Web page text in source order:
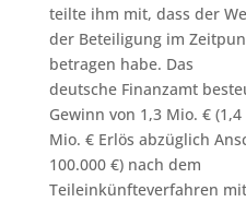
teilte ihm mit, dass der
der Beteiligung im
betragen habe. Das
deutsche Finanzamt
Gewinn von 1,3 Mio. € (1,4
Mio. € Erlös abzüglich
100.000 €) nach dem
Teileinkünfteverfahren